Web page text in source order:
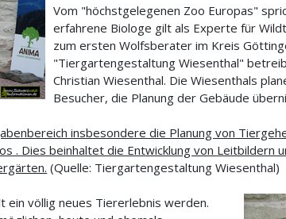
Vom "höchstgelegenen Zoo Europas"
erfahrene Biologe gilt als Experte für
zum ersten Wolfsberater im Kreis
"Tiergartengestaltung Wiesenthal"
Christian Wiesenthal. Die Wiesenthals
Besucher, die Planung der Gebäude
insbesondere die Planung von
. Dies beinhaltet die Entwicklung von Leitbildern
(Quelle: Tiergartengestaltung Wiesenthal)
ein völlig neues Tiererlebnis werden.